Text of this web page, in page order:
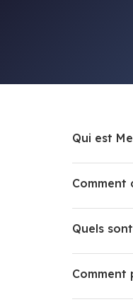
Qui est
Comment
Quels
Comment